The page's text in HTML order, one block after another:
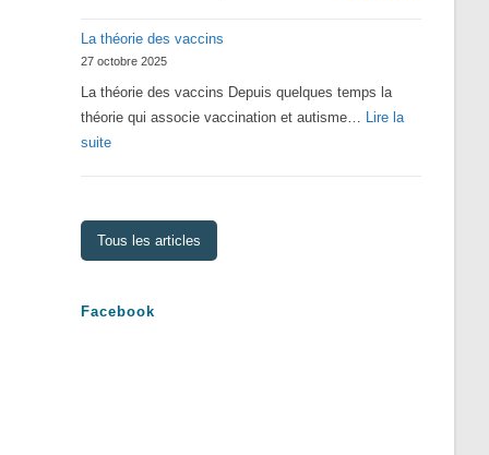
La théorie des vaccins
27 octobre 2025
La théorie des vaccins Depuis quelques temps la
théorie qui associe vaccination et autisme… Lire la
suite:
des
vaccins
Tous les articles
Facebook